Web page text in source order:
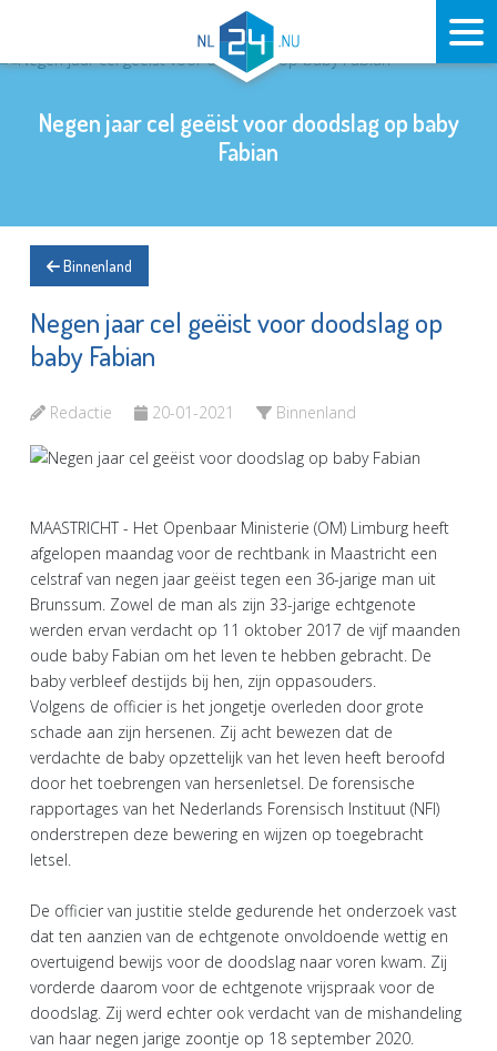
Negen jaar cel geëist voor doodslag op baby
Fabian
Binnenland
Negen jaar cel geëist voor doodslag op
baby Fabian
Redactie 20-01-2021 Binnenland
MAASTRICHT - Het Openbaar Ministerie (OM) Limburg heeft
afgelopen maandag voor de rechtbank in Maastricht een
celstraf van negen jaar geëist tegen een 36-jarige man uit
Brunssum. Zowel de man als zijn 33-jarige echtgenote
werden ervan verdacht op 11 oktober 2017 de vijf maanden
oude baby Fabian om het leven te hebben gebracht. De
baby verbleef destijds bij hen, zijn oppasouders.
Volgens de officier is het jongetje overleden door grote
schade aan zijn hersenen. Zij acht bewezen dat de
verdachte de baby opzettelijk van het leven heeft beroofd
door het toebrengen van hersenletsel. De forensische
rapportages van het Nederlands Forensisch Instituut (NFI)
onderstrepen deze bewering en wijzen op toegebracht
letsel.
De officier van justitie stelde gedurende het onderzoek vast
dat ten aanzien van de echtgenote onvoldoende wettig en
overtuigend bewijs voor de doodslag naar voren kwam. Zij
vorderde daarom voor de echtgenote vrijspraak voor de
doodslag. Zij werd echter ook verdacht van de mishandeling
van haar negen jarige zoontje op 18 september 2020.